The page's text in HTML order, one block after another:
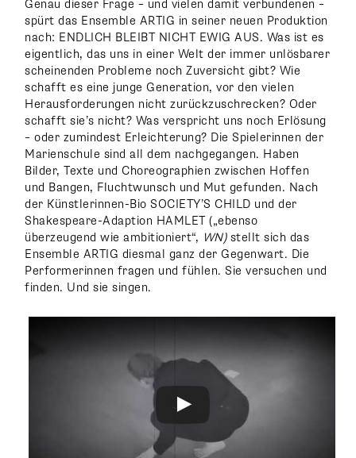
Genau dieser Frage – und vielen damit verbundenen –
spürt das Ensemble ARTIG in seiner neuen Produktion
nach: ENDLICH BLEIBT NICHT EWIG AUS. Was ist es
eigentlich, das uns in einer Welt der immer unlösbarer
scheinenden Probleme noch Zuversicht gibt? Wie
schafft es eine junge Generation, vor den vielen
Herausforderungen nicht zurückzuschrecken? Oder
schafft sie’s nicht? Was verspricht uns noch Erlösung
– oder zumindest Erleichterung? Die Spielerinnen der
Marienschule sind all dem nachgegangen. Haben
Bilder, Texte und Choreographien zwischen Hoffen
und Bangen, Fluchtwunsch und Mut gefunden. Nach
der Künstlerinnen-Bio SOCIETY’S CHILD und der
Shakespeare-Adaption HAMLET („ebenso
überzeugend wie ambitioniert“, WN)stellt sich das
Ensemble ARTIG diesmal ganz der Gegenwart. Die
Performerinnen fragen und fühlen. Sie versuchen und
finden. Und sie singen.